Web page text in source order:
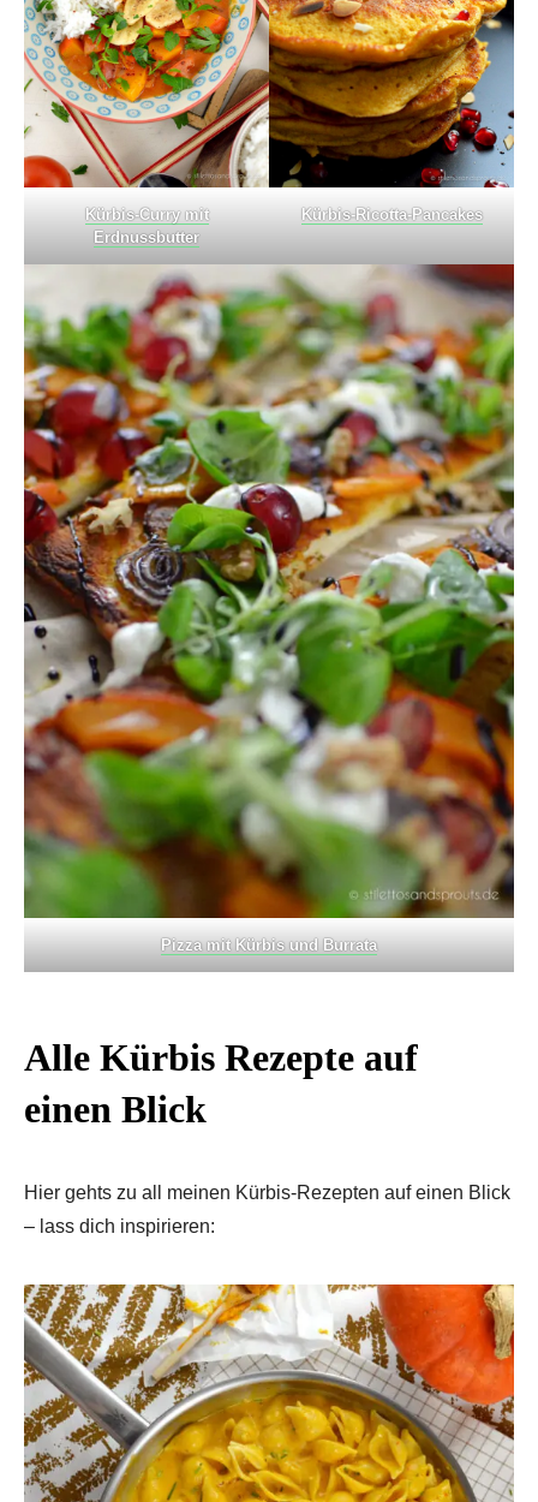
Kürbis-Curry mit
Erdnussbutter
Kürbis-Ricotta-Pancakes
Pizza mit Kürbis und Burrata
Alle Kürbis Rezepte auf
einen Blick
Hier gehts zu all meinen Kürbis-Rezepten auf einen Blick
– lass dich inspirieren: